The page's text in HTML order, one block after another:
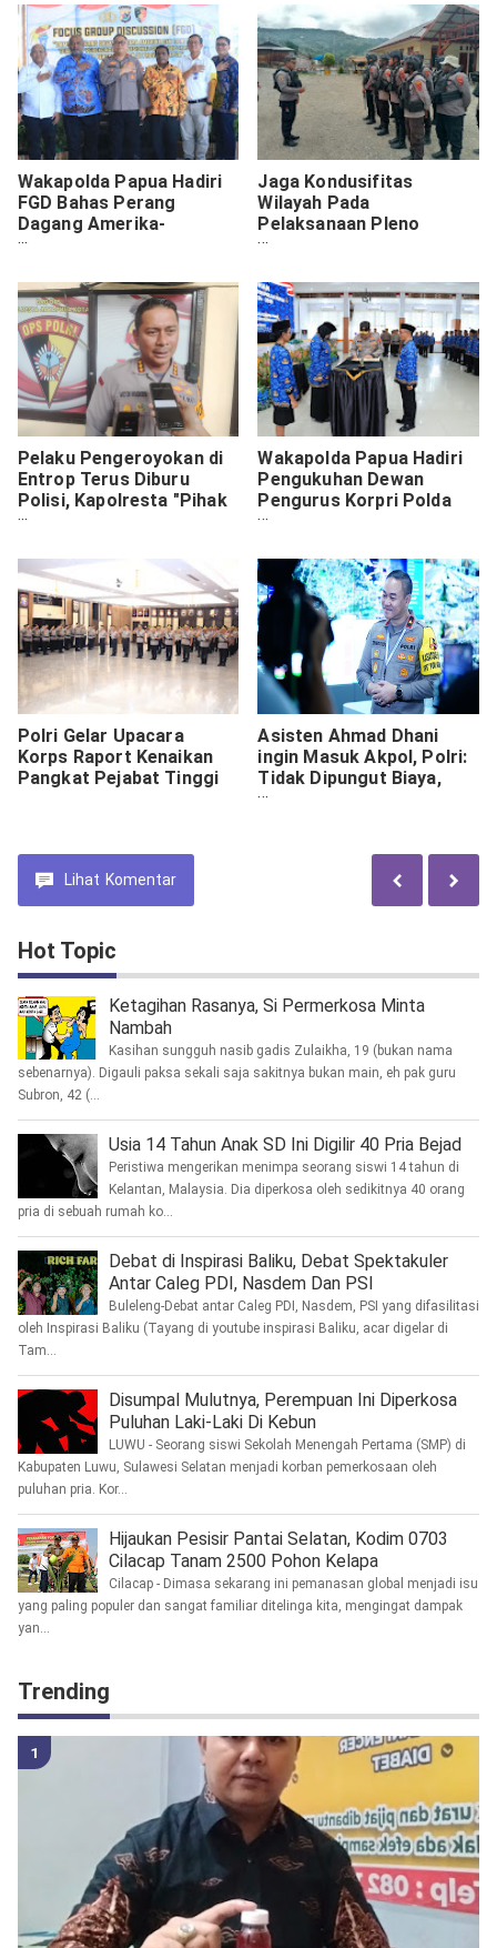
Wakapolda Papua Hadiri
FGD Bahas Perang
Dagang Amerika-
Tiongkok Terhadap
Khususnya di Papua
Jaga Kondusifitas
Wilayah Pada
Pelaksanaan Pleno
Rekapitulasi Pilkada 2024,
Laksanakan Patroli dan
Himbauan
Pelaku Pengeroyokan di
Entrop Terus Diburu
Polisi, Kapolresta "Pihak
Keluarga Pelaku
Kooperatif"
Wakapolda Papua Hadiri
Pengukuhan Dewan
Pengurus Korpri Polda
Papua
Polri Gelar Upacara
Korps Raport Kenaikan
Pangkat Pejabat Tinggi
Asisten Ahmad Dhani
ingin Masuk Akpol, Polri:
Tidak Dipungut Biaya,
Gratis!
Lihat Komentar
Hot Topic
Ketagihan Rasanya, Si Permerkosa Minta
Nambah
Kasihan sungguh nasib gadis Zulaikha, 19 (bukan nama
sebenarnya). Digauli paksa sekali saja sakitnya bukan main, eh pak guru
Subron, 42 (...
Usia 14 Tahun Anak SD Ini Digilir 40 Pria Bejad
Peristiwa mengerikan menimpa seorang siswi 14 tahun di
Kelantan, Malaysia. Dia diperkosa oleh sedikitnya 40 orang
pria di sebuah rumah ko...
Debat di Inspirasi Baliku, Debat Spektakuler
Antar Caleg PDI, Nasdem Dan PSI
Buleleng-Debat antar Caleg PDI, Nasdem, PSI yang difasilitasi
oleh Inspirasi Baliku (Tayang di youtube inspirasi Baliku, acar digelar di
Tam...
Disumpal Mulutnya, Perempuan Ini Diperkosa
Puluhan Laki-Laki Di Kebun
LUWU - Seorang siswi Sekolah Menengah Pertama (SMP) di
Kabupaten Luwu, Sulawesi Selatan menjadi korban pemerkosaan oleh
puluhan pria. Kor...
Hijaukan Pesisir Pantai Selatan, Kodim 0703
Cilacap Tanam 2500 Pohon Kelapa
Cilacap - Dimasa sekarang ini pemanasan global menjadi isu
yang paling populer dan sangat familiar ditelinga kita, mengingat dampak
yan...
Trending